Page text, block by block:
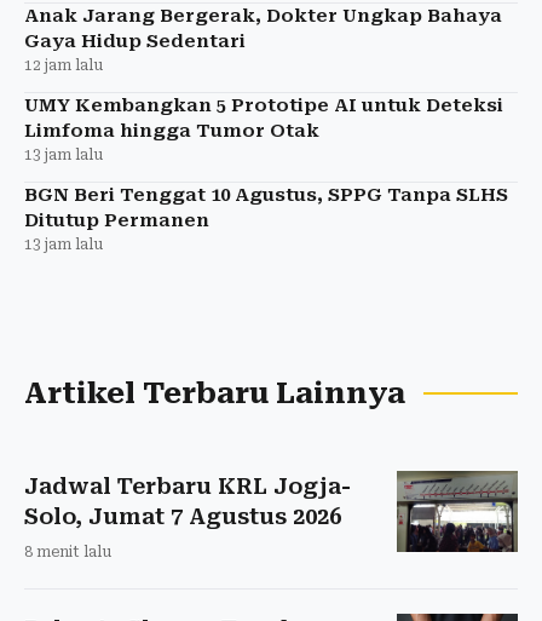
Anak Jarang Bergerak, Dokter Ungkap Bahaya
Gaya Hidup Sedentari
12 jam lalu
UMY Kembangkan 5 Prototipe AI untuk Deteksi
Limfoma hingga Tumor Otak
13 jam lalu
BGN Beri Tenggat 10 Agustus, SPPG Tanpa SLHS
Ditutup Permanen
13 jam lalu
Artikel Terbaru Lainnya
Jadwal Terbaru KRL Jogja-
Solo, Jumat 7 Agustus 2026
8 menit lalu